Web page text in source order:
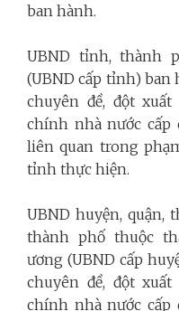
ban hành.
UBND tỉnh, thành
(UBND cấp tỉnh) ban
chuyên đề, đột
chính nhà nước cấp
liên quan trong
tỉnh thực hiện.
UBND huyện, quận,
thành phố thuộc
ương (UBND cấp
chuyên đề, đột
chính nhà nước cấp